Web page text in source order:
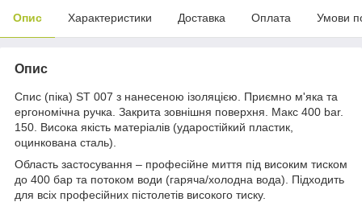
Опис Характеристики Доставка Оплата Умови
Опис
Спис (піка) ST 007 з нанесеною ізоляцією. Приємно м'яка та
ергономічна ручка. Закрита зовнішня поверхня. Макс 400 bar.
150. Висока якість матеріалів (ударостійкий пластик,
оцинкована сталь).
Область застосування – професійне миття під високим тиском
до 400 бар та потоком води (гаряча/холодна вода). Підходить
для всіх професійних пістолетів високого тиску.